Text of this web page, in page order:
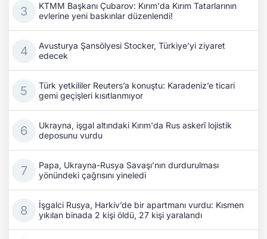
KTMM Başkanı Çubarov: Kırım'da Kırım Tatarlarının
evlerine yeni baskınlar düzenlendi!
Avusturya Şansölyesi Stocker, Türkiye’yi ziyaret
edecek
Türk yetkililer Reuters’a konuştu: Karadeniz’e ticari
gemi geçişleri kısıtlanmıyor
Ukrayna, işgal altındaki Kırım'da Rus askerî lojistik
deposunu vurdu
Papa, Ukrayna-Rusya Savaşı’nın durdurulması
yönündeki çağrısını yineledi
İşgalci Rusya, Harkiv’de bir apartmanı vurdu: Kısmen
yıkılan binada 2 kişi öldü, 27 kişi yaralandı